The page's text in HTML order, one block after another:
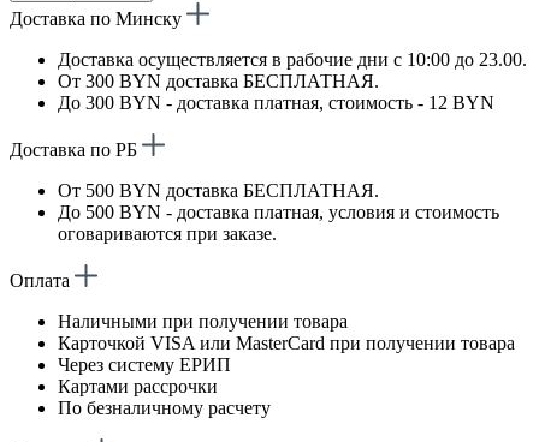
Доставка по Минску
Доставка осуществляется в рабочие дни с 10:00 до 23.00.
От 300 BYN доставка БЕСПЛАТНАЯ.
До 300 BYN - доставка платная, стоимость - 12 BYN
Доставка по РБ
От 500 BYN доставка БЕСПЛАТНАЯ.
До 500 BYN - доставка платная, условия и стоимость
оговариваются при заказе.
Оплата
Наличными при получении товара
Карточкой VISA или MasterCard при получении товара
Через систему ЕРИП
Картами рассрочки
По безналичному расчету